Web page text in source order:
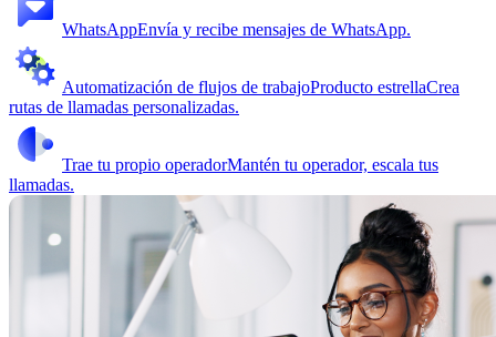
WhatsAppEnvía y recibe mensajes de WhatsApp.
Automatización de flujos de trabajoProducto estrellaCrea
rutas de llamadas personalizadas.
Trae tu propio operadorMantén tu operador, escala tus
llamadas.